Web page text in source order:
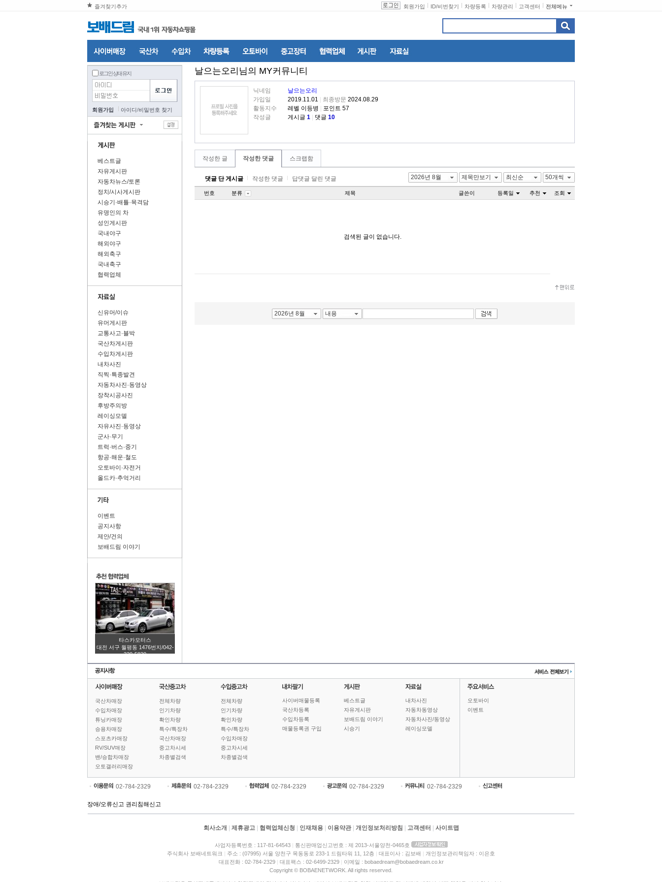
즐겨찾기추가 전체메뉴
고객센터
차량관리
차량등록
ID/비번찾기
회원가입
로그인 상태 유지
회원가입 아이디/비밀번호 찾기
베스트글
자유게시판
자동차뉴스/토론
정치/시사게시판
시승기·배틀·목격담
유명인의 차
성인게시판
국내야구
해외야구
해외축구
국내축구
협력업체
신유머/이슈
유머게시판
교통사고·블박
국산차게시판
수입차게시판
내차사진
직찍·특종발견
자동차사진·동영상
장착시공사진
후방주의방
레이싱모델
자유사진·동영상
군사·무기
트럭·버스·중기
항공·해운·철도
오토바이·자전거
올드카·추억거리
이벤트
공지사항
제안/건의
보배드림 이야기
타스카모터스
대전 서구 월평동 1476번지/042-
320-5820
날으는오리 님의 MY커뮤니티
닉네임
날으는오리
가입일
2019.11.01 최종방문 2024.08.29
활동지수
레벨 이등병
포인트 57
작성글
게시글 1 댓글 10
작성한 글 작성한 댓글 스크랩함
댓글 단 게시글 작성한 댓글 답댓글 달린 댓글 2026년 8월 제목만보기 최신순 50개씩
번호 분류 제목 글쓴이 등록일 추천 조회
검색된 글이 없습니다.
2026년 8월 내용
국산차매장
수입차매장
튜닝카매장
승용차매장
스포츠카매장
RV/SUV매장
밴/승합차매장
오토갤러리매장
전체차량
인기차량
확인차량
특수/특장차
국산차매장
중고차시세
차종별검색
전체차량
인기차량
확인차량
특수/특장차
수입차매장
중고차시세
차종별검색
사이버매물등록
국산차등록
수입차등록
매물등록권 구입
베스트글
자유게시판
보배드림 이야기
시승기
내차사진
자동차동영상
자동차사진/동영상
레이싱모델
오토바이
이벤트
02-784-2329 02-784-2329 02-784-2329 02-784-2329 02-784-2329
장애/오류신고 권리침해신고
회사소개 제휴광고 협력업체신청 인재채용 이용약관 개인정보처리방침 고객센터 사이트맵
사업자등록번호 : 117-81-64543 | 통신판매업신고번호 : 제 2013-서울양천-0465호
주식회사 보배네트워크 | 주소 : (07995) 서울 양천구 목동동로 233-1 드림타워 11, 12층 | 대표이사 : 김보배 | 개인정보관리책임자 : 이은호
대표전화 : 02-784-2329 | 대표팩스 : 02-6499-2329 | 이메일 : bobaedream@bobaedream.co.kr
Copyright © BOBAENETWORK. All rights reserved.